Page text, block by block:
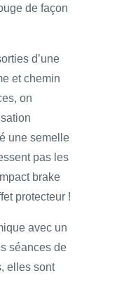
de façon
d’une
et chemin
on
une semelle
pas les
brake
protecteur !
avec un
séances de
elles sont